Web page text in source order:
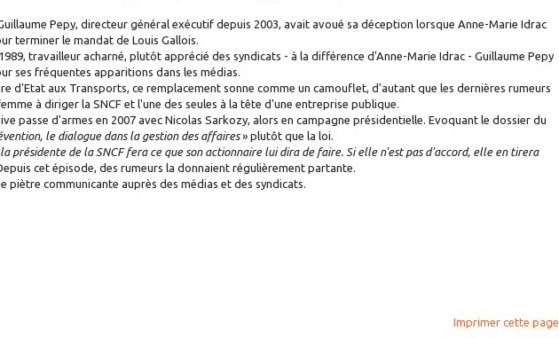
Pepy, directeur général exécutif depuis 2003, avait avoué sa déception lorsque Anne-Marie Idrac
terminer le mandat de Louis Gallois.
travailleur acharné, plutôt apprécié des syndicats - à la différence d'Anne-Marie Idrac - Guillaume Pepy
ses fréquentes apparitions dans les médias.
d'Etat aux Transports, ce remplacement sonne comme un camouflet, d'autant que les dernières rumeurs
à diriger la SNCF et l'une des seules à la tête d'une entreprise publique.
passe d'armes en 2007 avec Nicolas Sarkozy, alors en campagne présidentielle. Evoquant le dossier du
le dialogue dans la gestion des affaires» plutôt que la loi.
la présidente de la SNCF fera ce que son actionnaire lui dira de faire. Si elle n'est pas d'accord, elle en tirera
cet épisode, des rumeurs la donnaient régulièrement partante.
piètre communicante auprès des médias et des syndicats.
Imprimer cette page